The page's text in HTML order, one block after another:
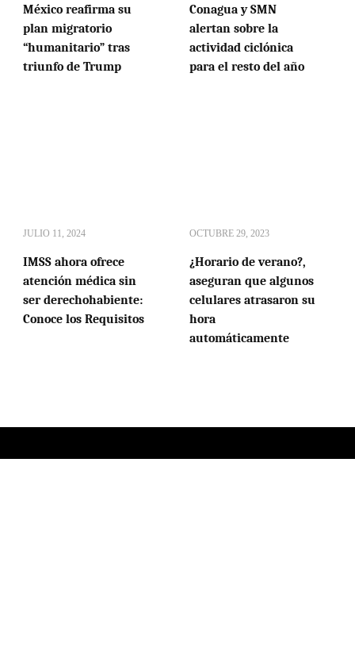
México reafirma su
plan migratorio
“humanitario” tras
triunfo de Trump
Conagua y SMN
alertan sobre la
actividad ciclónica
para el resto del año
JULIO 11, 2024
IMSS ahora ofrece
atención médica sin
ser derechohabiente:
Conoce los Requisitos
OCTUBRE 29, 2023
¿Horario de verano?,
aseguran que algunos
celulares atrasaron su
hora
automáticamente